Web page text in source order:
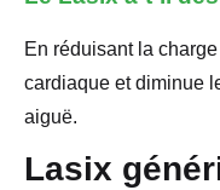
En réduisant la
cardiaque et diminue
aiguë.
Lasix